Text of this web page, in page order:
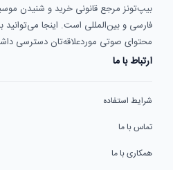
بیپ‌تونز مرجع قانونی خرید و شنیدن
فارسی و بین‌المللی است. اینجا می‌توانید
محتوای صوتی موردعلاقه‌تان دسترسی
ارتباط با ما
شرایط استفاده
تماس با ما
همکاری با ما